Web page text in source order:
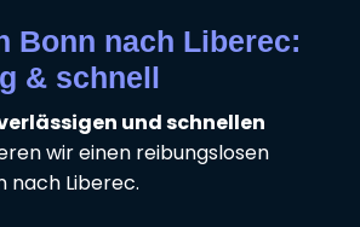
Bonn nach Liberec:
& schnell
und schnellen
wir einen reibungslosen
nach Liberec.